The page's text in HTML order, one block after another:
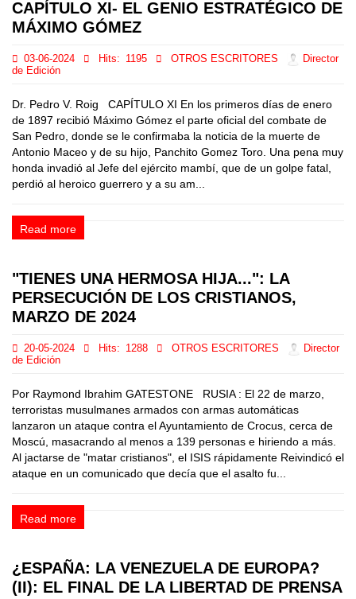
CAPÍTULO XI- EL GENIO ESTRATÉGICO DE
MÁXIMO GÓMEZ
03-06-2024 Hits: 1195 OTROS ESCRITORES
Director
de Edición
Dr. Pedro V. Roig CAPÍTULO XI En los primeros días de enero
de 1897 recibió Máximo Gómez el parte oficial del combate de
San Pedro, donde se le confirmaba la noticia de la muerte de
Antonio Maceo y de su hijo, Panchito Gomez Toro. Una pena muy
honda invadió al Jefe del ejército mambí, que de un golpe fatal,
perdió al heroico guerrero y a su am...
Read more
"TIENES UNA HERMOSA HIJA...": LA
PERSECUCIÓN DE LOS CRISTIANOS,
MARZO DE 2024
20-05-2024 Hits: 1288 OTROS ESCRITORES
Director
de Edición
Por Raymond Ibrahim GATESTONE RUSIA : El 22 de marzo,
terroristas musulmanes armados con armas automáticas
lanzaron un ataque contra el Ayuntamiento de Crocus, cerca de
Moscú, masacrando al menos a 139 personas e hiriendo a más.
Al jactarse de "matar cristianos", el ISIS rápidamente Reivindicó el
ataque en un comunicado que decía que el asalto fu...
Read more
¿ESPAÑA: LA VENEZUELA DE EUROPA?
(II): EL FINAL DE LA LIBERTAD DE PRENSA